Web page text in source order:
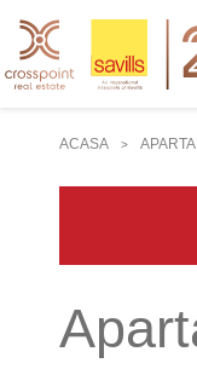
ACASA
>